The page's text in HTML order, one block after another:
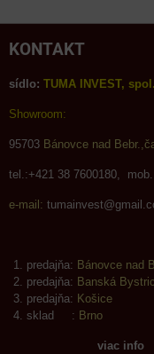
KONTAKT
sídlo: TUMA INVEST,
Showroom:
95703 Bánovce nad
tel.:+421 38 7600180,
e-mail:
predajňa: Bánovce nad
predajňa: Banská
predajňa: Košice
sklad : Brno
viac info